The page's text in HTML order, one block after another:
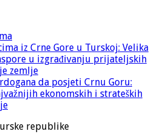
iz Crne Gore u Turskoj: Velika
u izgrađivanju prijateljskih
zemlje
da posjeti Crnu Goru:
ekonomskih i strateških
republike